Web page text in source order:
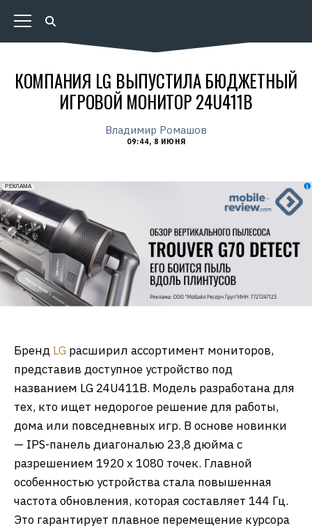
КОМПАНИЯ LG ВЫПУСТИЛА БЮДЖЕТНЫЙ
ИГРОВОЙ МОНИТОР 24U411B
Владимир Ромашов
09:44, 8 ИЮНЯ
erid: 2VfnxxmNzs5
РЕКЛАМА
Бренд LG расширил ассортимент мониторов,
представив доступное устройство под
названием LG 24U411B. Модель разработана для
тех, кто ищет недорогое решение для работы,
дома или повседневных игр. В основе новинки
— IPS-панель диагональю 23,8 дюйма с
разрешением 1920 x 1080 точек. Главной
особенностью устройства стала повышенная
частота обновления, которая составляет 144 Гц.
Это гарантирует плавное перемещение курсора